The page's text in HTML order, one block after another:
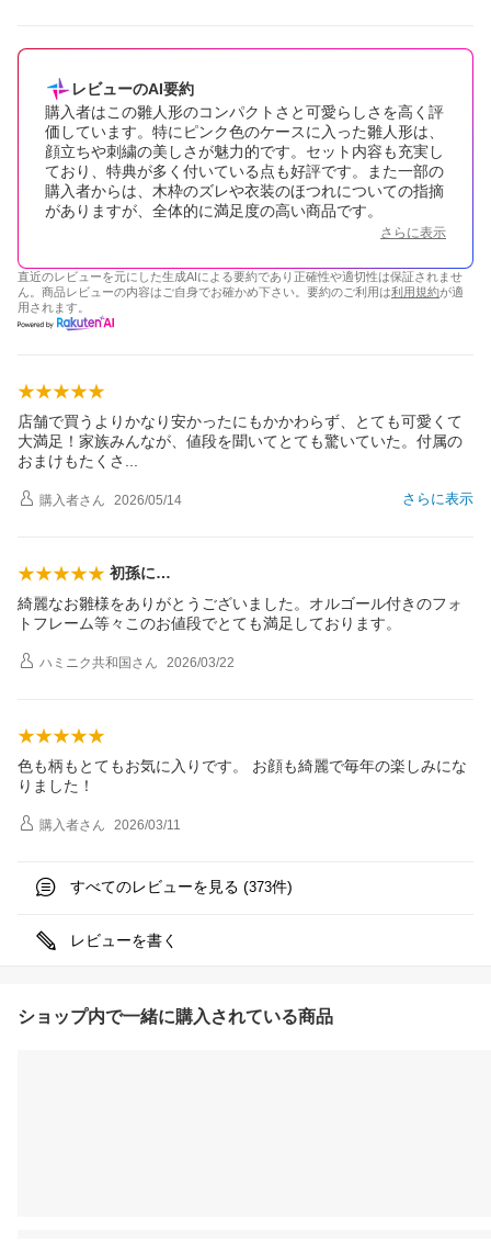
レビューのAI要約
購入者はこの雛人形のコンパクトさと可愛らしさを高く評
価しています。特にピンク色のケースに入った雛人形は、
顔立ちや刺繍の美しさが魅力的です。セット内容も充実し
ており、特典が多く付いている点も好評です。また一部の
購入者からは、木枠のズレや衣装のほつれについての指摘
がありますが、全体的に満足度の高い商品です。
さらに表示
直近のレビューを元にした生成AIによる要約であり正確性や適切性は保証されませ
ん。商品レビューの内容はご自身でお確かめ下さい。要約のご利用は利用規約が適
用されます。
店舗で買うよりかなり安かったにもかかわらず、とても可愛くて
大満足！家族みんなが、値段を聞いてとても驚いていた。付属の
おまけもたく さ
さらに表示
購入者さん 2026/05/14
初孫に…
綺麗なお雛様をありがとうございました。オルゴール付きのフォ
トフレーム等々このお値段でとても満足しております。
ハミニク共和国 さん 2026/03/22
色も柄もとてもお気に入りです。 お顔も綺麗で毎年の楽しみにな
りました！
購入者さん 2026/03/11
すべてのレビューを見る (373件)
レビューを書く
ショップ内で一緒に購入されている商品